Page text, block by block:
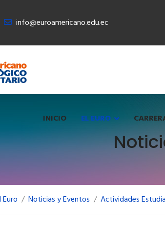
info@euroamericano.edu.ec
INICIO EL EURO
Euro Noticias y Eventos Actividades